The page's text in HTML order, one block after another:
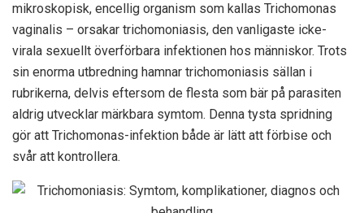
mikroskopisk, encellig organism som kallas Trichomonas
vaginalis – orsakar trichomoniasis, den vanligaste icke-
virala sexuellt överförbara infektionen hos människor. Trots
sin enorma utbredning hamnar trichomoniasis sällan i
rubrikerna, delvis eftersom de flesta som bär på parasiten
aldrig utvecklar märkbara symtom. Denna tysta spridning
gör att Trichomonas-infektion både är lätt att förbise och
svår att kontrollera.